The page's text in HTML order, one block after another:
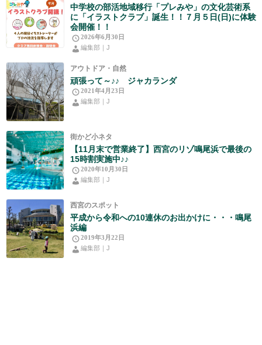
中学校の部活地域移行「プレみや」の文化芸術系
に「イラストクラブ」誕生！！７月５日(日)に体験
会開催！！
2026年6月30日
編集部｜J
アウトドア・自然
頑張って～♪♪ ジャカランダ
2021年4月23日
編集部｜J
街かど小ネタ
【11月末で営業終了】西宮のリゾ鳴尾浜で最後の
15時割実施中♪♪
2020年10月30日
編集部｜J
西宮のスポット
平成から令和への10連休のお出かけに・・・鳴尾
浜編
2019年3月22日
編集部｜J